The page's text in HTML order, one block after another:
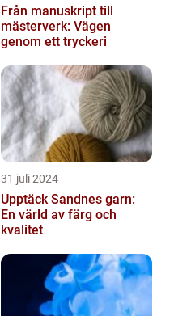
Från manuskript till
mästerverk: Vägen
genom ett tryckeri
31 juli 2024
Upptäck Sandnes garn:
En värld av färg och
kvalitet